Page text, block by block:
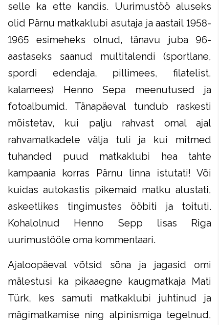
selle ka ette kandis. Uurimustöö aluseks
olid Pärnu matkaklubi asutaja ja aastail 1958-
1965 esimeheks olnud, tänavu juba 96-
aastaseks saanud multitalendi (sportlane,
spordi edendaja, pillimees, filatelist,
kalamees) Henno Sepa meenutused ja
fotoalbumid. Tänapäeval tundub raskesti
mõistetav, kui palju rahvast omal ajal
rahvamatkadele välja tuli ja kui mitmed
tuhanded puud matkaklubi hea tahte
kampaania korras Pärnu linna istutati! Või
kuidas autokastis pikemaid matku alustati,
askeetlikes tingimustes ööbiti ja toituti.
Kohalolnud Henno Sepp lisas Riga
uurimustööle oma kommentaari.
Ajaloopäeval võtsid sõna ja jagasid omi
mälestusi ka pikaaegne kaugmatkaja Mati
Türk, kes samuti matkaklubi juhtinud ja
mägimatkamise ning alpinismiga tegelnud,